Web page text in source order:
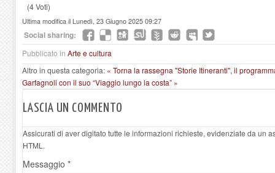
(4 Voti)
Ultima modifica il Lunedì, 23 Giugno 2025 09:27
Social sharing:
Pubblicato in Arte e cultura
Altro in questa categoria: « Torna la rassegna "Storie Itineranti", il
Garfagnoli con il suo “Viaggio lungo la costa” »
LASCIA UN COMMENTO
Assicurati di aver digitato tutte le informazioni richieste, evidenziate da un
HTML.
Messaggio *